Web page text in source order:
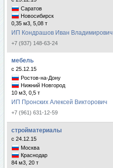
Саратов
Новосибирск
0,35 м3, 5,08 т
ИП Кондрашов Иван Владимирович
+7 (937) 148-63-24
мебель
с 25.12.15
Ростов-на-Дону
Нижний Новгород
10 м3, 0,5 т
ИП Пронских Алексей Викторович
+7 (961) 631-12-59
стройматериалы
с 24.12.15
Москва
Краснодар
84 м3, 20 т